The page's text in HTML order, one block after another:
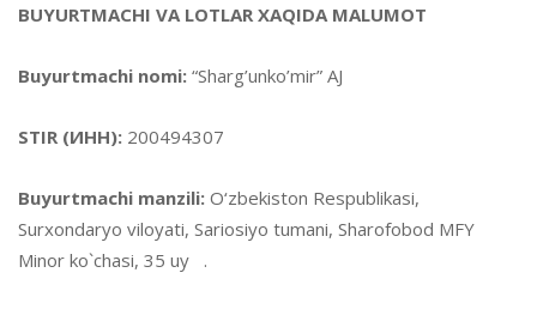
BUYURTMACHI VA LOTLAR XAQIDA MALUMOT
Buyurtmachi nomi: “Sharg’unko’mir” AJ
STIR (ИНН): 200494307
Buyurtmachi manzili: O‘zbekiston Respublikasi,
Surxondaryo viloyati, Sariosiyo tumani, Sharofobod MFY
Minor ko`chasi, 35 uy .